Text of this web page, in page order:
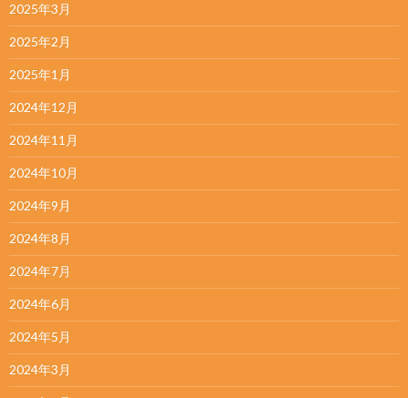
2025年3月
2025年2月
2025年1月
2024年12月
2024年11月
2024年10月
2024年9月
2024年8月
2024年7月
2024年6月
2024年5月
2024年3月